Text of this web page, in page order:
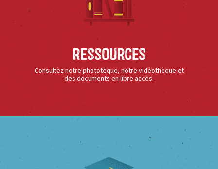
Ressources
Consultez notre phototèque, notre vidéothèque et
des documents en libre accès.